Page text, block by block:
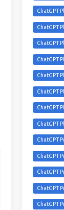
ChatGPT
ChatGPT
ChatGPT
ChatGPT
ChatGPT
ChatGPT
ChatGPT
ChatGPT
ChatGPT
ChatGPT
ChatGPT
ChatGPT
ChatGPT